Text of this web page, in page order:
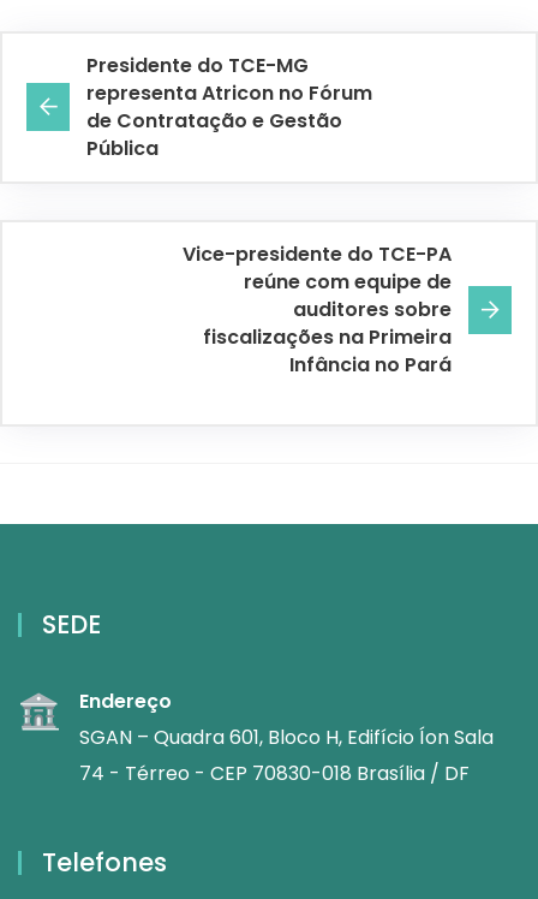
Presidente do TCE-MG
representa Atricon no Fórum
de Contratação e Gestão
Pública
Vice-presidente do TCE-PA
reúne com equipe de
auditores sobre
fiscalizações na Primeira
Infância no Pará
SEDE
Endereço
SGAN – Quadra 601, Bloco H, Edifício Íon Sala
74 - Térreo - CEP 70830-018 Brasília / DF
Telefones